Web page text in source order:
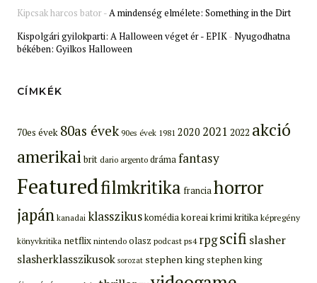
Kipcsak harcos bator-A mindenség elmélete: Something in the Dirt
Kispolgári gyilokparti: A Halloween véget ér - EPIK-Nyugodhatna
békében: Gyilkos Halloween
CÍMKÉK
70es évek 80as évek 90es évek 1981 2020 2021 2022 akció
amerikaibrit dario argento drámafantasy
Featuredfilmkritika franciahorror
japán kanadai klasszikuskomédiakoreaikrimikritikaképregény
könyvkritika netflix nintendo olasz podcast ps4 rpgscifi slasher
slasherklasszikusok sorozat stephen kingstephen king